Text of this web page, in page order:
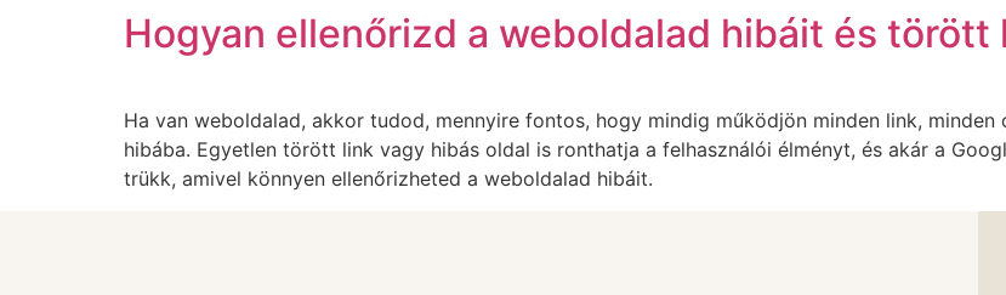
Hogyan ellenőrizd a weboldalad hibáit és törött
Ha van weboldalad, akkor tudod, mennyire fontos, hogy mindig működjön minden link,
hibába. Egyetlen törött link vagy hibás oldal is ronthatja a felhasználói élményt, és akár a
trükk, amivel könnyen ellenőrizheted a weboldalad hibáit.